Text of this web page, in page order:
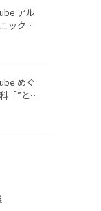
した。
アル
ック札
・リバ
めぐ
「”とお
で答え